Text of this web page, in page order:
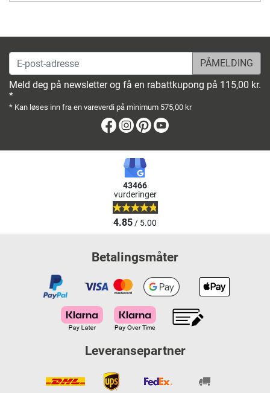
E-post-adresse
Meld deg på newsletter og få en rabattkupong på 115,00 kr.
*
* Kan løses inn fra en vareverdi på minimum 575,00 kr
Facebook
Instagram
Pinterest
43466
vurderinger
4.85/ 5.00
Betalingsmåter
Leveransepartner